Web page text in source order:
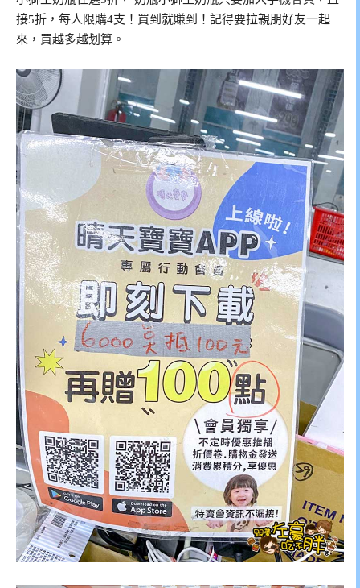
接5折，每人限購4支！買到就賺到！記得要拉親朋好友一起
來，買越多越划算。